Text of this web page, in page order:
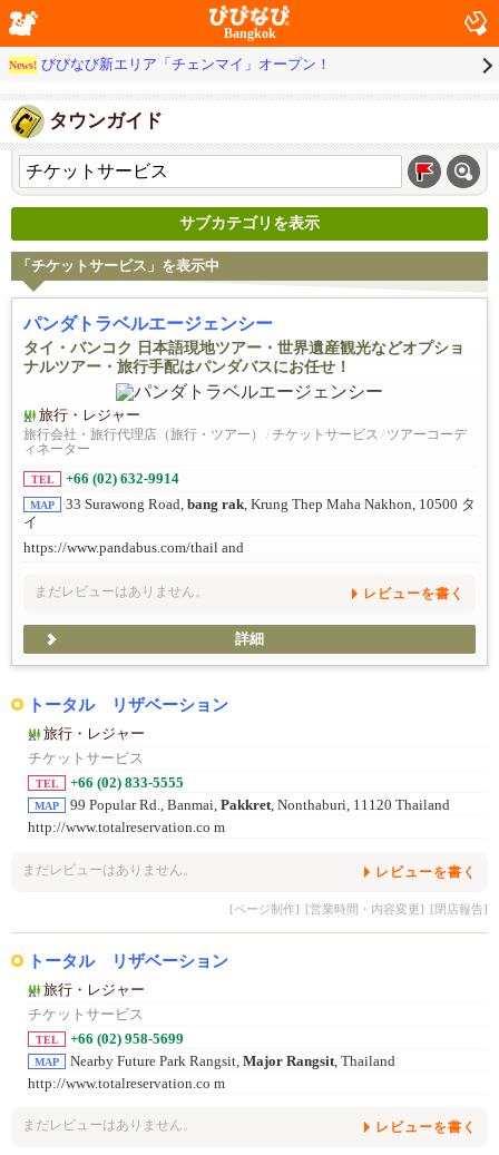
Bangkok
News! びびなび新エリア「チェンマイ」オープン！
タウンガイド
サブカテゴリを表示
「チケットサービス」を表示中
パンダトラベルエージェンシー
タイ・バンコク 日本語現地ツアー・世界遺産観光などオプショ
ナルツアー・旅行手配はパンダバスにお任せ！
旅行・レジャー
旅行会社・旅行代理店（旅行・ツアー）
/チケットサービス / ツアーコーデ
ィネーター
TEL +66 (02) 632-9914
MAP 33 Surawong Road, bang rak, Krung Thep Maha Nakhon, 10500 タ
イ
https://www.pandabus.com/thail and
まだレビューはありません。 レビューを書く
詳細
トータル リザベーション
旅行・レジャー
チケットサービス
TEL +66 (02) 833-5555
MAP 99 Popular Rd., Banmai, Pakkret, Nonthaburi, 11120 Thailand
http://www.totalreservation.co m
まだレビューはありません。 レビューを書く
[ページ制作] [営業時間・内容変更] [閉店報告]
トータル リザベーション
旅行・レジャー
チケットサービス
TEL +66 (02) 958-5699
MAP Nearby Future Park Rangsit, Major Rangsit , Thailand
http://www.totalreservation.co m
まだレビューはありません。 レビューを書く